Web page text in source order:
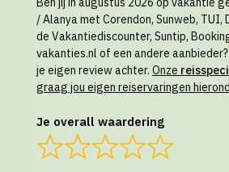
/ Alanya met Corendon, Sunweb, TUI,
de Vakantiediscounter, Suntip,
vakanties.nl of een andere
je eigen review achter. Onze
graag jou eigen reiservaringen
Je overall waardering